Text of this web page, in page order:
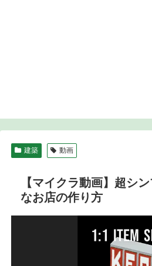
建築 動画
【マイクラ動画】超シ
なお店の作り方